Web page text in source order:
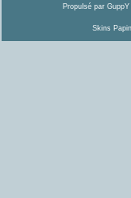
Propulsé par GuppY
Skins